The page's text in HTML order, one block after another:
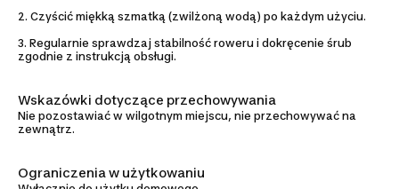
2. Czyścić miękką szmatką (zwilżoną wodą) po każdym użyciu.
3. Regularnie sprawdzaj stabilność roweru i dokręcenie śrub
zgodnie z instrukcją obsługi.
Wskazówki dotyczące przechowywania
Nie pozostawiać w wilgotnym miejscu, nie przechowywać na
zewnątrz.
Ograniczenia w użytkowaniu